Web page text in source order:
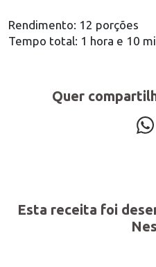
Rendimento: 12 porções
Tempo total: 1 hora e 10
Quer
Esta receita foi